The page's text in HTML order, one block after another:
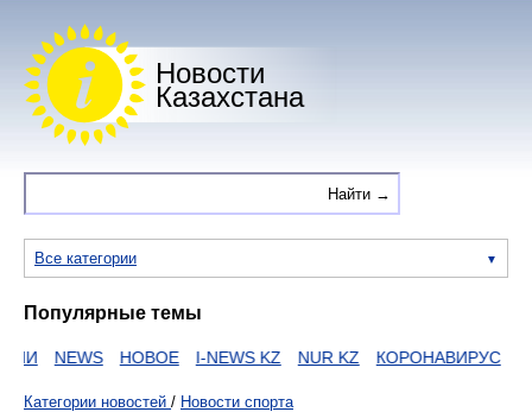
Новости
Казахстана
Все категории
Популярные темы
NEWS НОВОЕ I-NEWS KZ NUR KZ КОРОНАВИРУС
Категории новостей / Новости спорта